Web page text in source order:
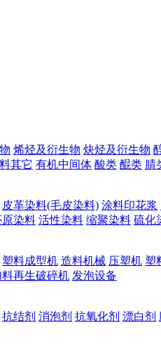
烯烃及衍生物 炔烃及衍生物
其它 有机中间体 酸类 醌类 腈
皮革染料(毛皮染料) 涂料印花浆
原染料 活性染料 缩聚染料 硫化
塑料成型机 造料机械 压塑机 塑
料再生破碎机 发泡设备
抗结剂 消泡剂 抗氧化剂 漂白剂